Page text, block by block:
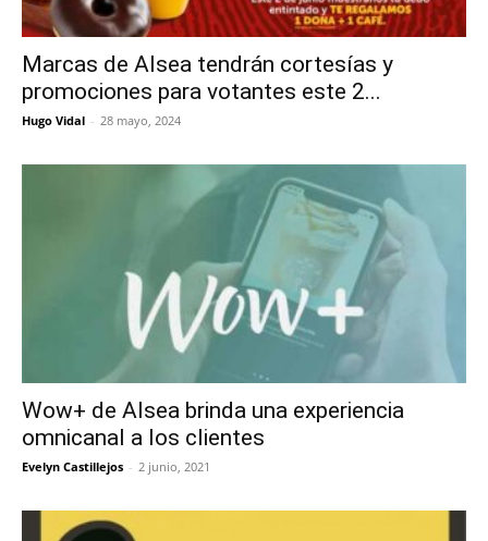
Marcas de Alsea tendrán cortesías y
promociones para votantes este 2...
Hugo Vidal - 28 mayo, 2024
Wow+ de Alsea brinda una experiencia
omnicanal a los clientes
Evelyn Castillejos - 2 junio, 2021